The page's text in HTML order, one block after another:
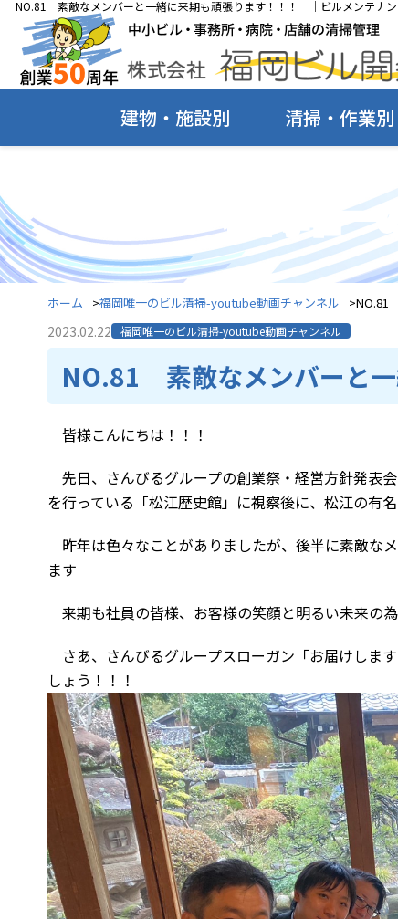
NO.81 素敵なメンバーと一緒に来期も頑張ります！！！ ｜ビルメンテナ
建物・施設別 清掃・作業別
福岡唯一
ホーム 福岡唯一のビル清掃-youtube動画チャンネル NO.81
2023.02.22 福岡唯一のビル清掃-youtube動画チャンネル
NO.81 素敵なメンバーと
皆様こんにちは！！！
先日、さんびるグループの創業祭・経営方針発表
を行っている「松江歴史館」に視察後に、松江の有
昨年は色々なことがありましたが、後半に素敵な
ます
来期も社員の皆様、お客様の笑顔と明るい未来の
さあ、さんびるグループスローガン「お届けしま
しょう！！！